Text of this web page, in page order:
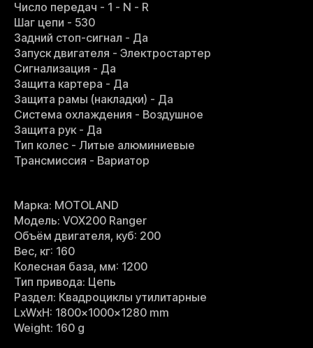
Число передач - 1 - N - R
Шаг цепи - 530
Задний стоп-сигнал - Да
Запуск двигателя - Электростартер
Сигнализация - Да
Защита картера - Да
Защита рамы (накладки) - Да
Система охлаждения - Воздушное
Защита рук - Да
Тип колес - Литые алюминиевые
Трансмиссия - Вариатор
Марка: MOTOLAND
Модель: VOX200 Ranger
Объём двигателя, куб: 200
Вес, кг: 160
Колесная база, мм: 1200
Тип привода: Цепь
Раздел: Квадроциклы утилитарные
LxWxH: 1800x1000x1280 mm
Weight: 160 g